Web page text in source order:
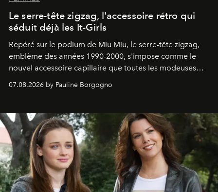
Le serre-tête zigzag, l'accessoire rétro qui
séduit déjà les It-Girls
Repéré sur le podium de Miu Miu, le serre-tête zigzag,
emblème des années 1990-2000, s'impose comme le
nouvel accessoire capillaire que toutes les modeuses
s'arrachent déjà.
07.08.2026 by Pauline Borgogno